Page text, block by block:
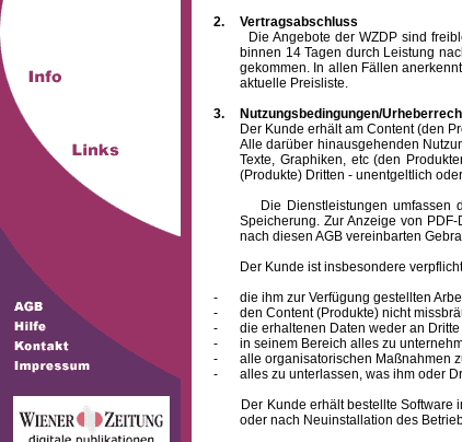
2.
Vertragsabschluss
Die Angebote der WZDP sind
binnen 14 Tagen durch Leistung
gekommen. In allen Fällen
aktuelle Preisliste.
3.
Nutzungsbedingungen/
Der Kunde erhält am Content (den
Alle darüber hinausgehenden
Texte, Graphiken, etc (den
(Produkte) Dritten - unentgeltlich
Die Dienstleistungen umfassen den
Speicherung. Zur Anzeige von
nach diesen AGB vereinbarten
Der Kunde ist insbesondere
-
die ihm zur Verfügung gestellten
-
den Content (Produkte) nicht
-
die erhaltenen Daten weder an
-
in seinem Bereich alles zu
-
alle organisatorischen Maßnahmen
-
alles zu unterlassen, was ihm oder
Der Kunde erhält bestellte Software
oder nach Neuinstallation des